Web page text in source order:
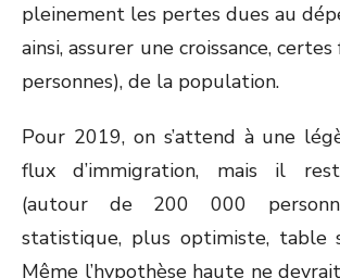
pleinement les pertes dues au
ainsi, assurer une croissance,
personnes), de la population.
Pour 2019, on s’attend à une
flux d’immigration, mais il
(autour de 200 000
statistique, plus optimiste, table
Même l’hypothèse haute ne